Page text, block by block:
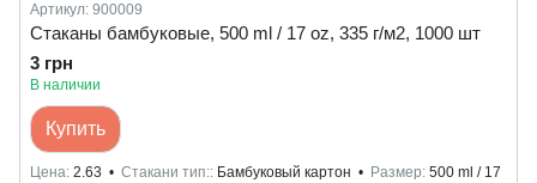
Артикул: 900009
Стаканы бамбуковые, 500 ml / 17 oz, 335 г/м2, 1000 шт
3 грн
В наличии
Купить
Цена 2.63 Стакани тип: Бамбуковый картон Размер 500 ml / 17